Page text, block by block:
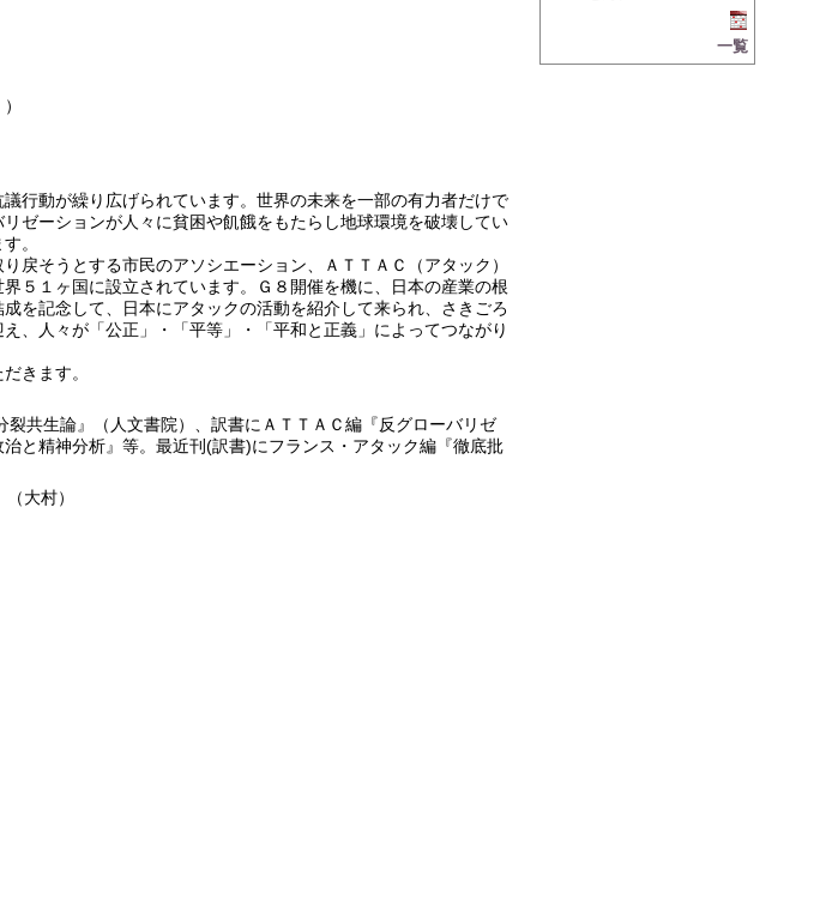
行動が繰り広げられています。世界の未来を一部の有力者だけで
ゼーションが人々に貧困や飢餓をもたらし地球環境を破壊してい
。
そうとする市民のアソシエーション、ＡＴＴＡＣ（アタック）
５１ヶ国に設立されています。Ｇ８開催を機に、日本の産業の根
を記念して、日本にアタックの活動を紹介して来られ、さきごろ
、人々が「公正」・「平等」・「平和と正義」によってつながり
きます。
共生論』（人文書院）、訳書にＡＴＴＡＣ編『反グローバリゼ
と精神分析』等。最近刊(訳書)にフランス・アタック編『徹底批
大村）
一覧